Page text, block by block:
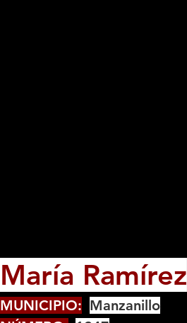
María Ramírez
MUNICIPIO: Manzanillo